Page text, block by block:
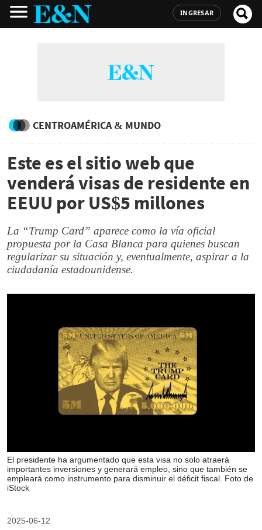
INGRESAR
CENTROAMÉRICA & MUNDO
Este es el sitio web que
venderá visas de residente en
EEUU por US$5 millones
La “Trump Card” aparece como la vía oficial
propuesta por la Casa Blanca para quienes buscan
regularizar su situación y, eventualmente, aspirar a la
ciudadanía estadounidense.
El presidente ha argumentado que esta visa no solo atraerá
importantes inversiones y generará empleo, sino que también se
empleará como instrumento para disminuir el déficit fiscal. Foto de
iStock
2025-06-12